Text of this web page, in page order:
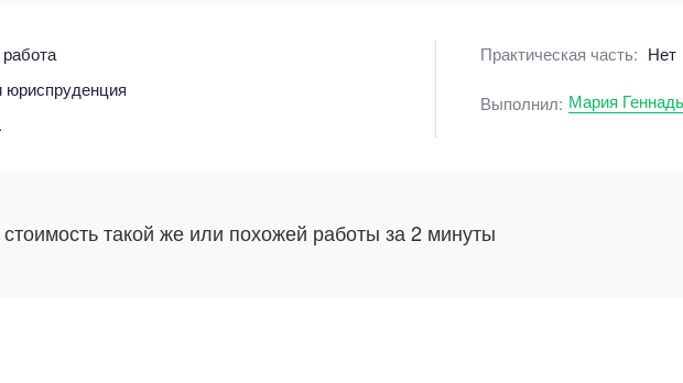
юриспруденция
Практическая часть: Нет
Выполнил: Мария
такой же или похожей работы за 2 минуты